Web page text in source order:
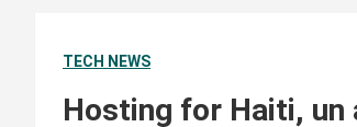
TECH NEWS
Hosting for Haiti,